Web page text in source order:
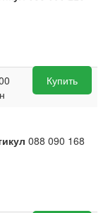
Купить
088 090 168